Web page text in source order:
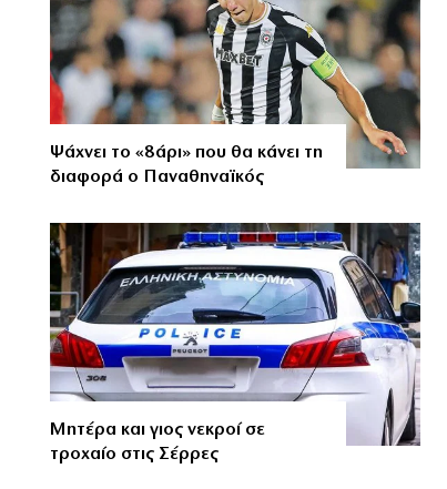
Ψάχνει το «8άρι» που θα κάνει τη
διαφορά ο Παναθηναϊκός
Μητέρα και γιος νεκροί σε
τροχαίο στις Σέρρες